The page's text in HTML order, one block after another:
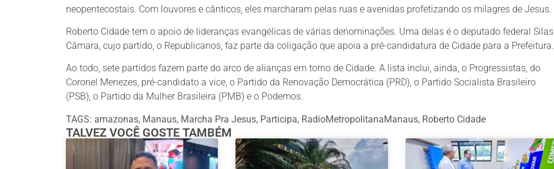
neopentecostais. Com louvores e cânticos, eles marcharam pelas ruas e avenidas profetizando os milagres de Jesus.
Roberto Cidade tem o apoio de lideranças evangélicas de várias denominações. Uma delas é o deputado federal Silas
Câmara, cujo partido, o Republicanos, faz parte da coligação que apoia a pré-candidatura de Cidade para a Prefeitura.
Ao todo, sete partidos fazem parte do arco de alianças em torno de Cidade. A lista inclui, ainda, o Progressistas, do
Coronel Menezes, pré-candidato a vice, o Partido da Renovação Democrática (PRD), o Partido Socialista Brasileiro
(PSB), o Partido da Mulher Brasileira (PMB) e o Podemos.
TAGS: amazonas, Manaus, Marcha Pra Jesus, Participa, RadioMetropolitanaManaus, Roberto Cidade
TALVEZ VOCÊ GOSTE TAMBÉM